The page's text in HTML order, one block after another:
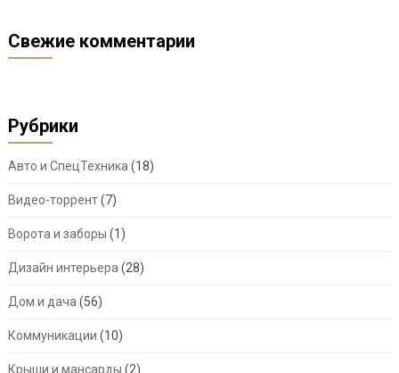
Свежие комментарии
Рубрики
Авто и СпецТехника (18)
Видео-торрент(7)
Ворота и заборы (1)
Дизайн интерьера (28)
Дом и дача (56)
Коммуникации (10)
Крыши и мансарды (2)